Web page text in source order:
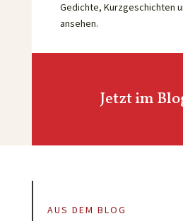
Gedichte, Kurzgeschichten
ansehen.
Jetzt im
AUS DEM BLOG